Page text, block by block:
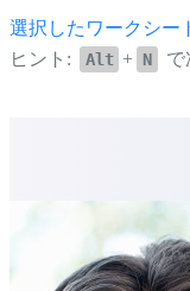
選択したワークシー
ヒント:
Alt + N で